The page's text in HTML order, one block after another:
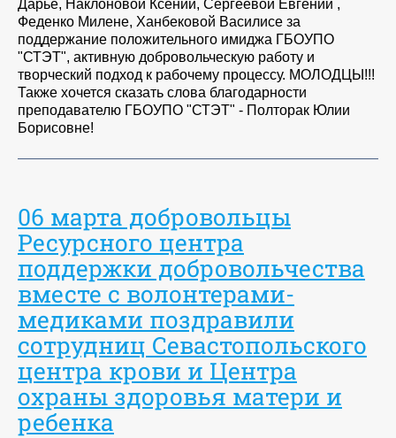
Дарье, Наклоновой Ксении, Сергеевой Евгении ,
Феденко Милене, Ханбековой Василисе за
поддержание положительного имиджа ГБОУПО
"СТЭТ", активную добровольческую работу и
творческий подход к рабочему процессу. МОЛОДЦЫ!!!
Также хочется сказать слова благодарности
преподавателю ГБОУПО "СТЭТ" - Полторак Юлии
Борисовне!
06 марта добровольцы
Ресурсного центра
поддержки добровольчества
вместе с волонтерами-
медиками поздравили
сотрудниц Севастопольского
центра крови и Центра
охраны здоровья матери и
ребенка